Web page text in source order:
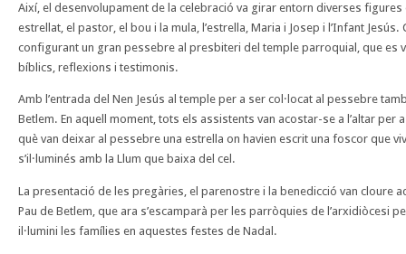
Així, el desenvolupament de la celebració va girar entorn diverses
estrellat, el pastor, el bou i la mula, l’estrella, Maria i Josep i l’Infant
configurant un gran pessebre al presbiteri del temple parroquial, que es
bíblics, reflexions i testimonis.
Amb l’entrada del Nen Jesús al temple per a ser col·locat al pessebre
Betlem. En aquell moment, tots els assistents van acostar-se a l’altar per
què van deixar al pessebre una estrella on havien escrit una foscor que
s’il·luminés amb la Llum que baixa del cel.
La presentació de les pregàries, el parenostre i la benedicció van cloure
Pau de Betlem, que ara s’escamparà per les parròquies de l’arxidiòcesi
il·lumini les famílies en aquestes festes de Nadal.